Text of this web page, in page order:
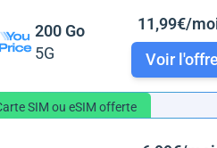
200 Go
5G
11,99€/
Voir l'offre
SIM ou eSIM offerte